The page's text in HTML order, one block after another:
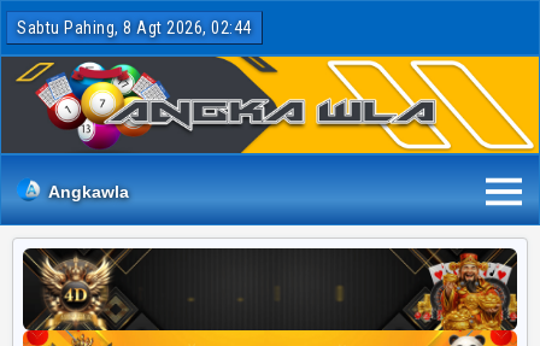
Sabtu Pahing, 8 Agt 2026, 02:44
Angkawla